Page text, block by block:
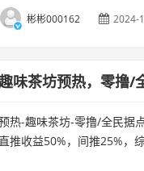
彬彬000162 2024-
味茶坊预热，零撸/
热-趣味茶坊-零撸/全民据
直推收益50%，间推25%，